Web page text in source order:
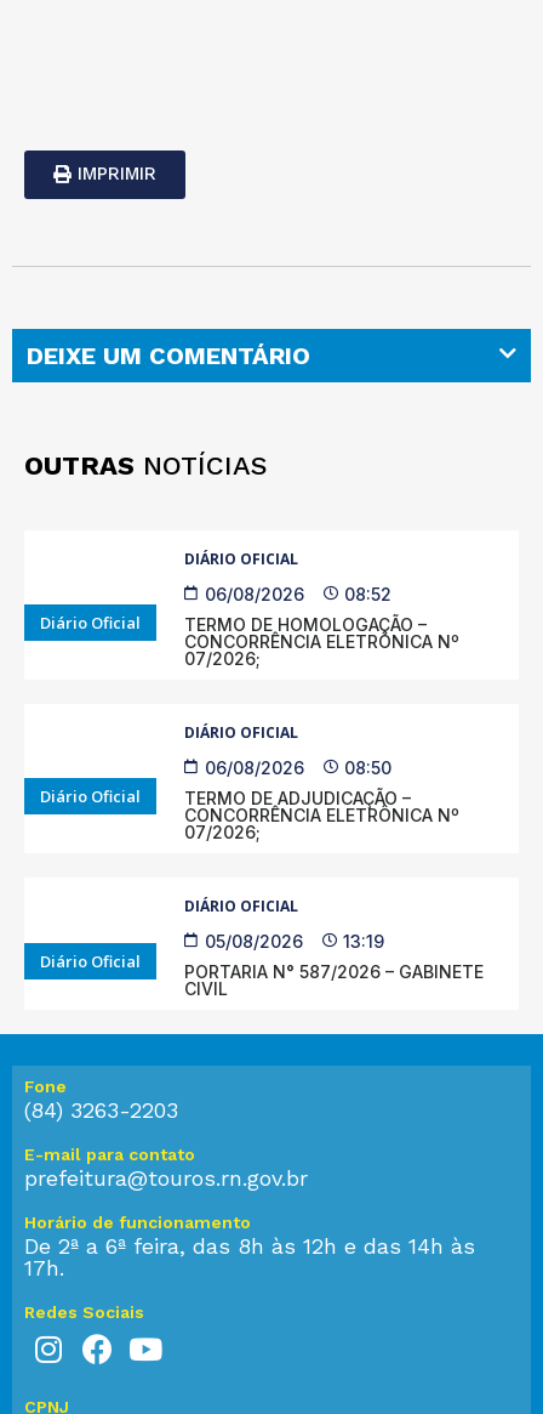
IMPRIMIR
DEIXE UM COMENTÁRIO
OUTRAS NOTÍCIAS
Diário Oficial
DIÁRIO OFICIAL
06/08/2026
08:52
TERMO DE HOMOLOGAÇÃO –
CONCORRÊNCIA ELETRÔNICA Nº
07/2026;
Diário Oficial
DIÁRIO OFICIAL
06/08/2026
08:50
TERMO DE ADJUDICAÇÃO –
CONCORRÊNCIA ELETRÔNICA Nº
07/2026;
Diário Oficial
DIÁRIO OFICIAL
05/08/2026
13:19
PORTARIA N° 587/2026 – GABINETE
CIVIL
Fone
(84) 3263-2203
E-mail para contato
prefeitura@touros.rn.gov.br
Horário de funcionamento
De 2ª a 6ª feira, das 8h às 12h e das 14h às
17h.
Redes Sociais
CPNJ